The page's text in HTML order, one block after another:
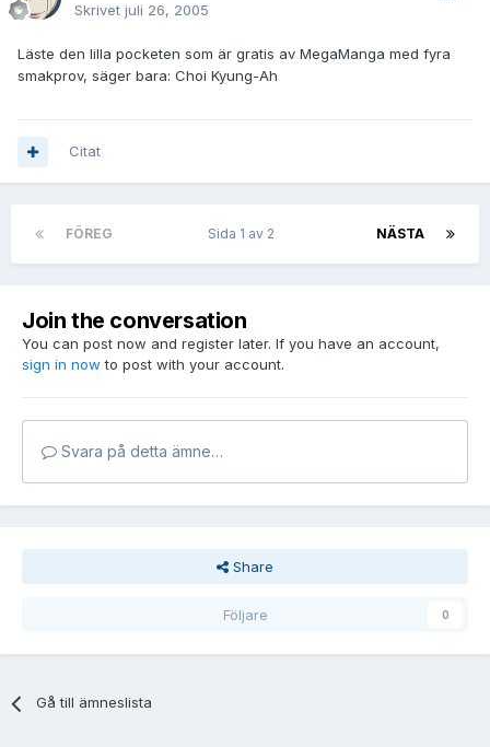
Skrivet juli 26, 2005
Läste den lilla pocketen som är gratis av MegaManga med fyra
smakprov, säger bara: Choi Kyung-Ah
Citat
FÖREG NÄSTA
Sida 1 av 2
Join the conversation
You can post now and register later. If you have an account,
sign in now to post with your account.
Svara på detta ämne…
Share
Följare 0
Gå till ämneslista